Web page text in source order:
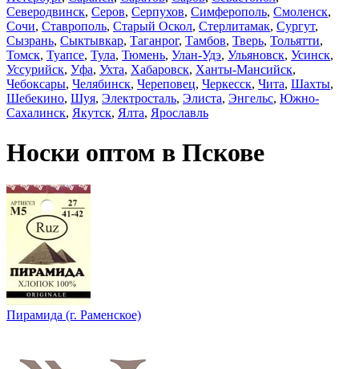
Северодвинск, Серов, Серпухов, Симферополь, Смоленск,
Сочи, Ставрополь, Старый Оскол, Стерлитамак, Сургут,
Сызрань, Сыктывкар, Таганрог, Тамбов, Тверь, Тольятти,
Томск, Туапсе, Тула, Тюмень, Улан-Удэ, Ульяновск, Усинск,
Уссурийск, Уфа, Ухта, Хабаровск, Ханты-Мансийск,
Чебоксары, Челябинск, Череповец, Черкесск, Чита, Шахты,
Шебекино, Шуя, Электросталь, Элиста, Энгельс, Южно-
Сахалинск, Якутск, Ялта, Ярославль
Носки оптом в Пскове
Пирамида (г. Раменское)